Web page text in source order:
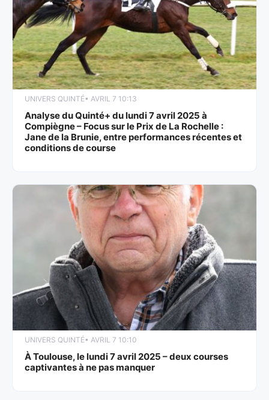
UNIVERS QUINTÉ• AVRIL 7 10:13
Analyse du Quinté+ du lundi 7 avril 2025 à
Compiègne – Focus sur le Prix de La Rochelle :
Jane de la Brunie, entre performances récentes et
conditions de course
UNIVERS QUINTÉ• AVRIL 7 10:10
À Toulouse, le lundi 7 avril 2025 – deux courses
captivantes à ne pas manquer